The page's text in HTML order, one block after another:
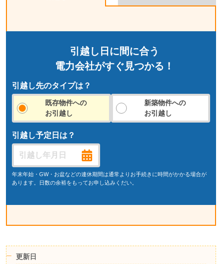
引越し日に間に合う
電力会社がすぐ見つかる！
引越し先のタイプは？
既存物件への
お引越し
新築物件への
お引越し
引越し予定日は？
年末年始・GW・お盆などの連休期間は通常よりお手続きに時間がかかる場合が
あります。日数の余裕をもってお申し込みくだい。
更新日